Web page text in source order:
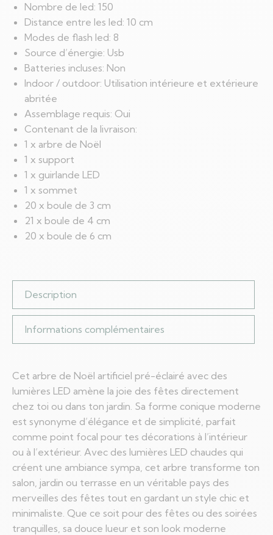
Nombre de led: 150
Distance entre les led: 10 cm
Modes de flash led: 8
Source d’énergie: Usb
Batteries incluses: Non
Indoor / outdoor: Utilisation intérieure et extérieure
abritée
Assemblage requis: Oui
Contenant de la livraison:
1 x arbre de Noël
1 x support
1 x guirlande LED
1 x sommet
20 x boule de 3 cm
21 x boule de 4 cm
20 x boule de 6 cm
Description
Informations complémentaires
Cet arbre de Noël artificiel pré-éclairé avec des
lumières LED amène la joie des fêtes directement
chez toi ou dans ton jardin. Sa forme conique moderne
est synonyme d’élégance et de simplicité, parfait
comme point focal pour tes décorations à l’intérieur
ou à l’extérieur. Avec des lumières LED chaudes qui
créent une ambiance sympa, cet arbre transforme ton
salon, jardin ou terrasse en un véritable pays des
merveilles des fêtes tout en gardant un style chic et
minimaliste. Que ce soit pour des fêtes ou des soirées
tranquilles, sa douce lueur et son look moderne